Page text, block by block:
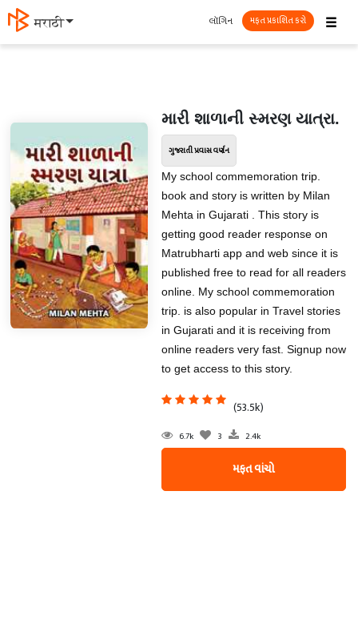
मराठी ☰
લૉગિન મફત પ્રકાશિત કરો
મારી શાળાની સ્મરણ યાત્રા.
ગુજરાતી પ્રવાસ વર્ણન
My school commemoration trip.
book and story is written by Milan
Mehta in Gujarati . This story is
getting good reader response on
Matrubharti app and web since it is
published free to read for all readers
online. My school commemoration
trip. is also popular in Travel stories
in Gujarati and it is receiving from
online readers very fast. Signup now
to get access to this story.
(53.5k)
6.7k 3 2.4k
મફત વાંચો